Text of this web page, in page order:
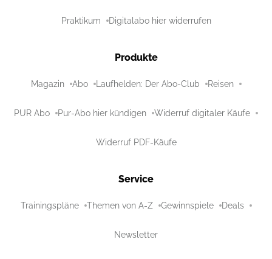
Praktikum Digitalabo hier widerrufen
Produkte
Magazin Abo Laufhelden: Der Abo-Club Reisen
PUR Abo Pur-Abo hier kündigen Widerruf digitaler Käufe
Widerruf PDF-Käufe
Service
Trainingspläne Themen von A-Z Gewinnspiele Deals
Newsletter